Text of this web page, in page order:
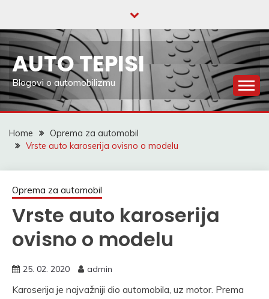
content
AUTO TEPISI
Blogovi o automobilizmu
Home
Oprema za automobil
Vrste auto karoserija ovisno o modelu
Oprema za automobil
Vrste auto karoserija
ovisno o modelu
25. 02. 2020 admin
Karoserija je najvažniji dio automobila, uz motor. Prema